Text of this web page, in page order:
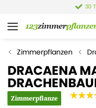
Zimmerpflanzen
DRACAENA
Zimmerpflanze